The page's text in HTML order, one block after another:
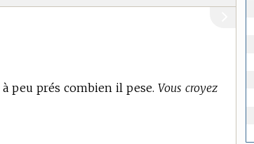
peu prés combien il pese. Vous croyez